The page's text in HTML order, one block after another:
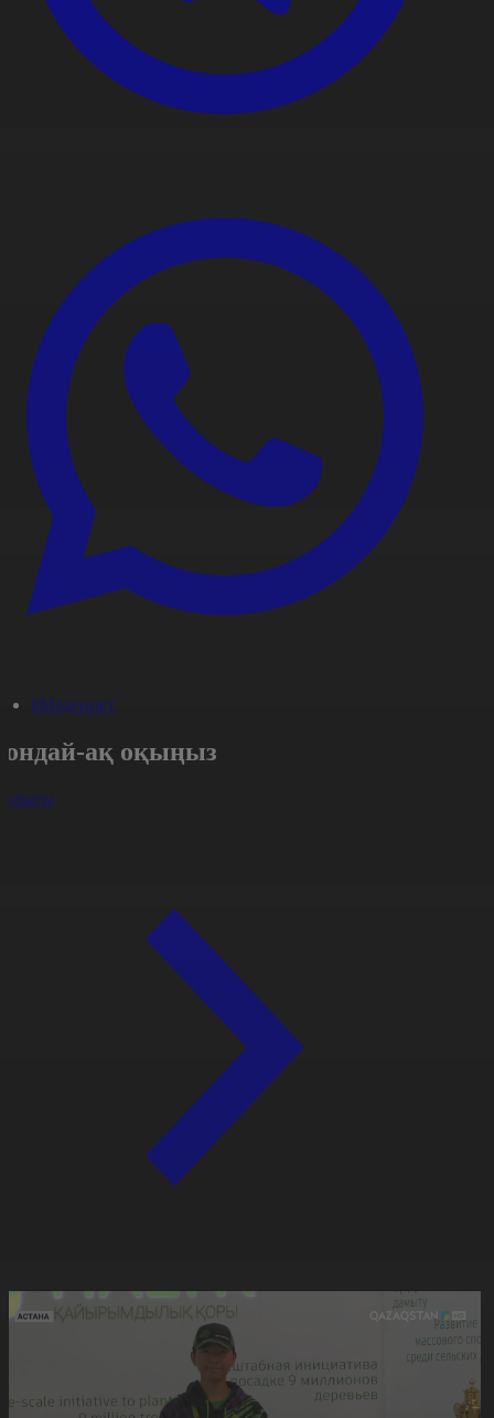
#Мәдениет
ақ оқыңыз